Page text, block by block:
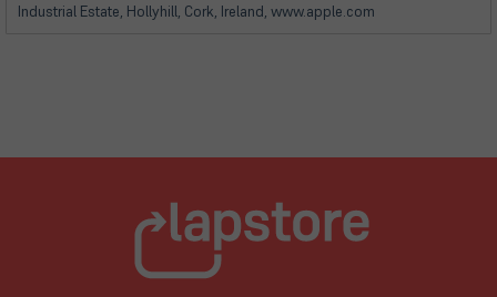
Industrial Estate, Hollyhill, Cork, Ireland, www.apple.com